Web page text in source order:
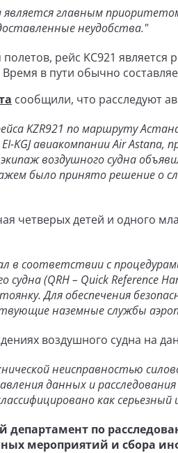
является главным
неудобства."
рейс KC921
в пути обычно
сообщили, что расследуют
KZR921 по маршруту
KGJ авиакомпании Air Astana,
воздушного судна
было принято решение о
четверых детей и одного
в соответствии с
(QRH – Quick Reference
Для обеспечения
наземные службы
воздушного судна на
неисправностью
данных и
как
департамент по
мероприятий и сбора